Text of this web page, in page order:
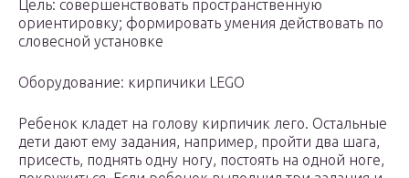
Цель: совершенствовать пространственную
ориентировку; формировать умения действовать по
словесной установке
Оборудование: кирпичики LEGO
Ребенок кладет на голову кирпичик лего. Остальные
дети дают ему задания, например, пройти два шага,
присесть, поднять одну ногу, постоять на одной ноге,